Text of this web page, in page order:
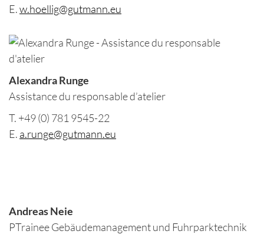
E.w.hoellig@gutmann.eu
Alexandra Runge
Assistance du responsable d’atelier
T. +49 (0) 781 9545-22
E. a.runge@gutmann.eu
Andreas Neie
PTrainee Gebäudemanagement und Fuhrparktechnik